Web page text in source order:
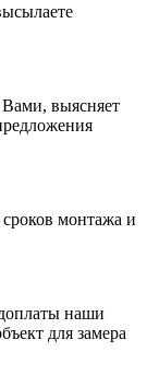
Вами, выясняет
монтажа и
наши
для замера